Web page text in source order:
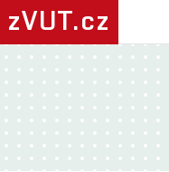
zVUT.cz